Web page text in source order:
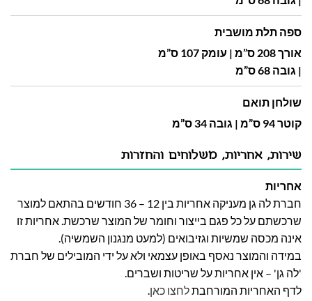
ספה תלת מושבית
אורך 208 ס”מ | עומק 107 ס”מ
| גובה 68 ס”מ
שולחן תואם
קוטר 94 ס”מ | גובה 34 ס”מ
שירות, אחריות, משלוחים והחזרות
אחריות
חברת לה גן מעניקה אחריות בין 12 – 36 חודשים בהתאם למוצר
שרכשתם על כל פגם בייצור וחומר של המוצר שרכשת. אחריות זו
אינה מכסה שמשיות וגזיבואים (למעט מנגנון השמשיה).
במידה והמוצר נאסף באופן עצמאי ולא על ידי המובילים של חברת
'לה גן' – אין אחריות על שריטות ושברים.
לדף האחריות המורחבתלחצו כאן.